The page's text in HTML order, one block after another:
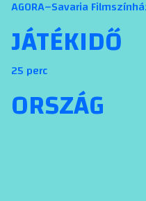
AGORA–Savaria
JÁTÉKIDŐ
25 perc
ORSZÁG